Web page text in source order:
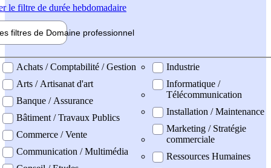
le filtre de durée hebdomadaire
filtres de Domaine professionnel
professionel
Achats / Comptabilité / Gestion
Arts / Artisanat d'art
Banque / Assurance
Bâtiment / Travaux Publics
Commerce / Vente
Communication / Multimédia
Industrie
Informatique /
Télécommunication
Installation / Maintenance
Marketing / Stratégie
commerciale
Ressources Humaines